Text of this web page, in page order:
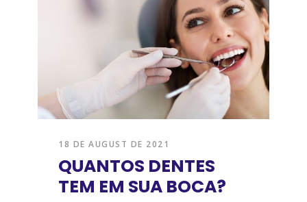
18 DE AUGUST DE 2021
QUANTOS DENTES
TEM EM SUA BOCA?